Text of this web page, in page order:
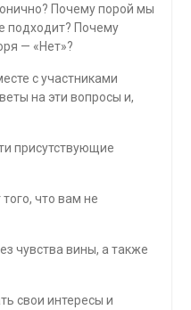
Почему порой мы
подходит? Почему
— «Нет»?
с участниками
на эти вопросы и,
присутствующие
что вам не
чувства вины, а также
свои интересы и